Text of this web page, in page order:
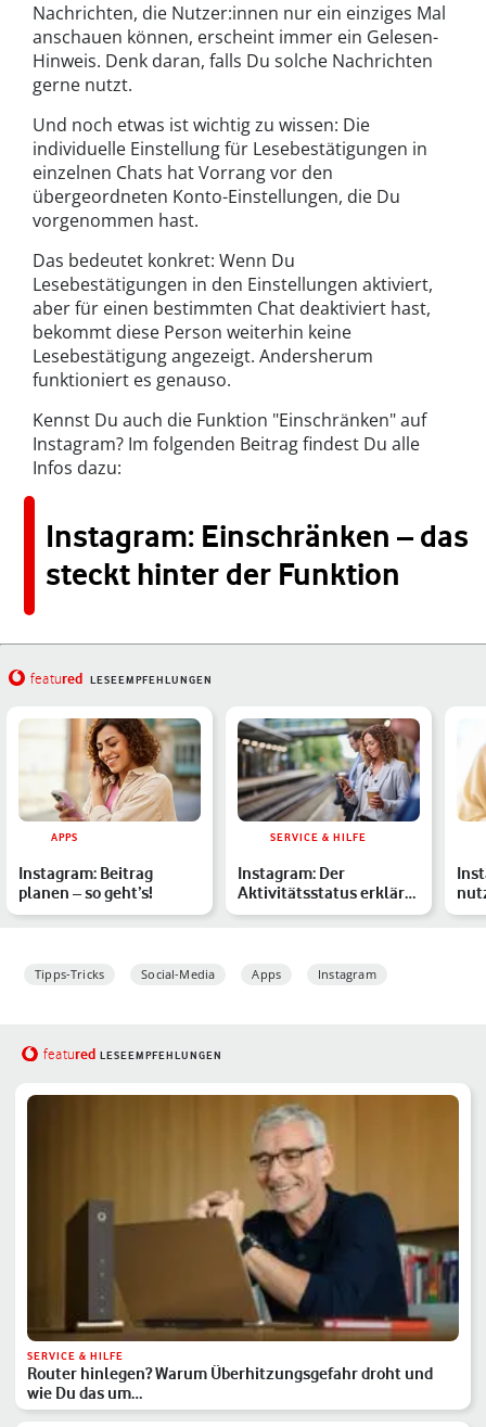
Nachrichten, die Nutzer:innen nur ein einziges Mal
anschauen können, erscheint immer ein Gelesen-
Hinweis. Denk daran, falls Du solche Nachrichten
gerne nutzt.
Und noch etwas ist wichtig zu wissen: Die
individuelle Einstellung für Lesebestätigungen in
einzelnen Chats hat Vorrang vor den
übergeordneten Konto-Einstellungen, die Du
vorgenommen hast.
Das bedeutet konkret: Wenn Du
Lesebestätigungen in den Einstellungen aktiviert,
aber für einen bestimmten Chat deaktiviert hast,
bekommt diese Person weiterhin keine
Lesebestätigung angezeigt. Andersherum
funktioniert es genauso.
Kennst Du auch die Funktion "Einschränken" auf
Instagram? Im folgenden Beitrag findest Du alle
Infos dazu:
Instagram: Einschränken – das
steckt hinter der Funktion
featured LESEEMPFEHLUNGEN
APPS
Instagram: Beitrag
planen – so geht’s!
SERVICE & HILFE
Instagram: Der
Aktivitätsstatus erklärt
– und wie Du ihn
Tipps-Tricks Social-Media Apps Instagram
featured LESEEMPFEHLUNGEN
SERVICE & HILFE
Router hinlegen? Warum Überhitzungsgefahr droht und
wie Du das um…